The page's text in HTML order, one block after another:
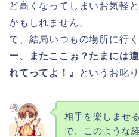
ど高くなってしまいお気軽
かもしれません。
で、結局いつもの場所に行
ー、またここぉ？たまには
れてってよ！』
というお叱
相手を楽しませ
で、このような